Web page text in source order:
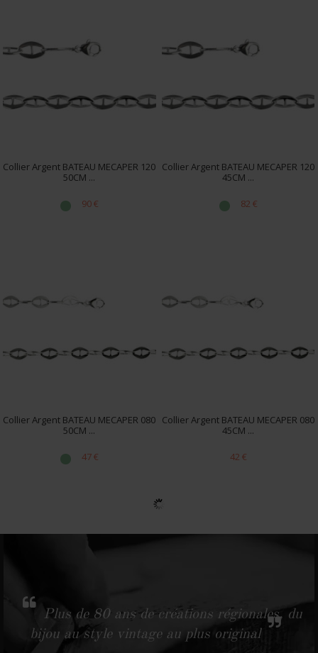
Collier Argent BATEAU MECAPER 120
50CM ...
90 €
Collier Argent BATEAU MECAPER 120
45CM ...
82 €
Collier Argent BATEAU MECAPER 080
50CM ...
47 €
Collier Argent BATEAU MECAPER 080
45CM ...
42 €
Plus de 80 ans de créations régionales, du
bijou au style vintage au plus original